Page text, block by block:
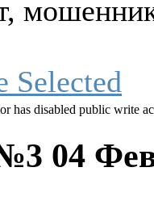
has disabled public write
04